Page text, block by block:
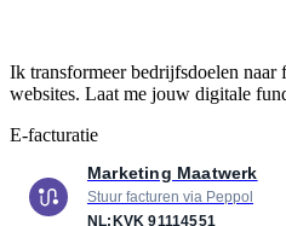
Ik transformeer bedrijfsdoelen naar
websites. Laat me jouw digitale
E-facturatie
Marketing Maatwerk
Stuur facturen via Peppol
NL:KVK 91114551